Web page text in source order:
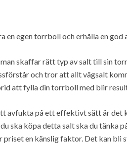
en egen torrboll och erhålla en
skaffar rätt typ av salt till sin
och tror att allt vägsalt
att fylla din torrboll med blir
avfukta på ett effektivt sätt är det
ska köpa detta salt ska du tänka
priset en känslig faktor. Det kan